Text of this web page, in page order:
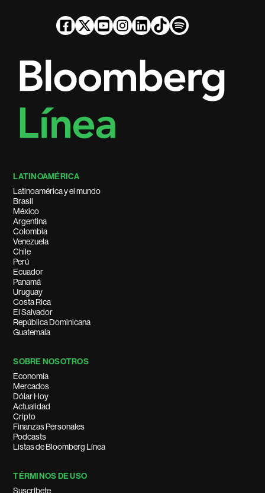
LATINOAMÉRICA
Latinoamérica y el mundo
Brasil
México
Argentina
Colombia
Venezuela
Chile
Perú
Ecuador
Panamá
Uruguay
Costa Rica
El Salvador
República Dominicana
Guatemala
SOBRE NOSOTROS
Economía
Mercados
Dólar Hoy
Actualidad
Cripto
Finanzas Personales
Podcasts
Listas de Bloomberg Línea
TÉRMINOS DE USO
Suscríbete